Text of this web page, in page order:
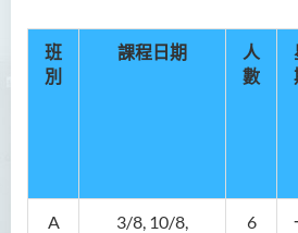
班
別
課程日期
人
數
A
3/8, 10/8,
6
專業團隊